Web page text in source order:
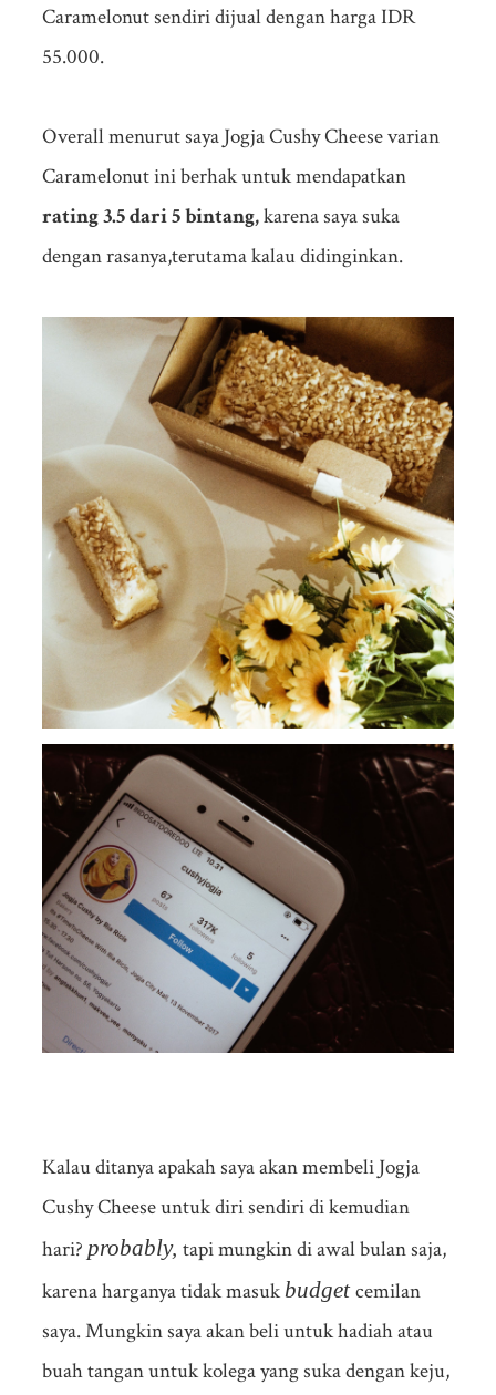
Caramelonut sendiri dijual dengan harga IDR
55.000.
Overall menurut saya Jogja Cushy Cheese varian
Caramelonut ini berhak untuk mendapatkan
rating 3.5 dari 5 bintang,karena saya suka
dengan rasanya,terutama kalau didinginkan.
Kalau ditanya apakah saya akan membeli Jogja
Cushy Cheese untuk diri sendiri di kemudian
hari? probably, tapi mungkin di awal bulan saja,
karena harganya tidak masukbudgetcemilan
saya. Mungkin saya akan beli untuk hadiah atau
buah tangan untuk kolega yang suka dengan keju,